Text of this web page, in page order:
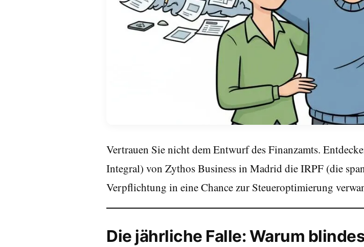
Vertrauen Sie nicht dem Entwurf des Finanzamts.
Integral) von Zythos Business in Madrid die IRPF (die
Verpflichtung in eine Chance zur Steueroptimierung
Die jährliche Falle: Warum